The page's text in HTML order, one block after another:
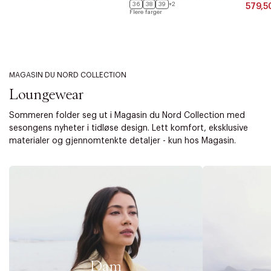
36 38 39
+2
Flere farger
MAGASIN DU NORD COLLECTION
Loungewear
Sommeren folder seg ut i Magasin du Nord Collection med
sesongens nyheter i tidløse design. Lett komfort, eksklusive
materialer og gjennomtenkte detaljer - kun hos Magasin.
Dam